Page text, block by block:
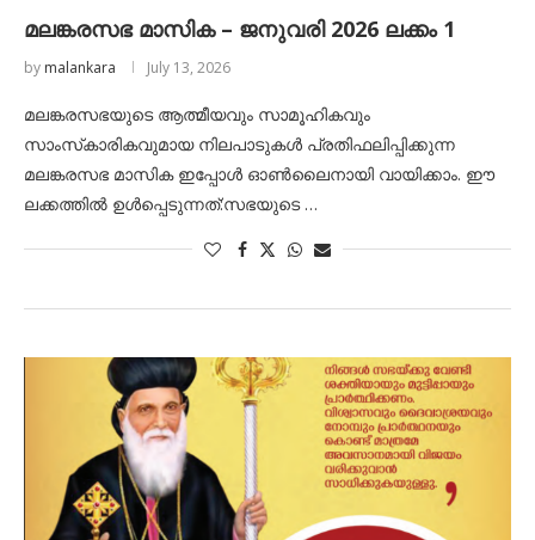
മലങ്കരസഭ മാസിക – ജനുവരി 2026 ലക്കം 1
by malankara July 13, 2026
മലങ്കരസഭയുടെ ആത്മീയവും സാമൂഹികവും
സാംസ്‌കാരികവുമായ നിലപാടുകൾ പ്രതിഫലിപ്പിക്കുന്ന
മലങ്കരസഭ മാസിക ഇപ്പോൾ ഓൺലൈനായി വായിക്കാം. ഈ
ലക്കത്തിൽ ഉൾപ്പെടുന്നത്:സഭയുടെ …